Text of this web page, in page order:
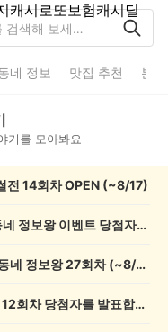
캐시로또보험캐시딜
네 정보 맛집 추천 분
기를 모아봐요
전 14회차 OPEN (~8/17)
💰[당첨자 발표] 26회차 우리 동네 정보왕 이벤트 당첨자를 발표합니다!
💸 전원 2,000캐시 지급! 우리 동네 정보왕 27회차 (~8/10)
💰[당첨자 발표] 우리 동네 썰전 12회차 당첨자를 발표합니다!